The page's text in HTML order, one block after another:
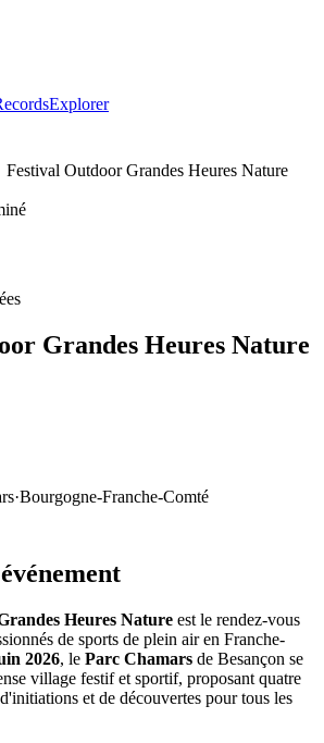
Explorer
Festival Outdoor Grandes Heures Nature
Grandes Heures Nature
·Bourgogne-Franche-Comté
Heures Nature est le rendez-vous
de sports de plein air en Franche-
2026, le Parc Chamars de Besançon se
village festif et sportif, proposant quatre
et de découvertes pour tous les